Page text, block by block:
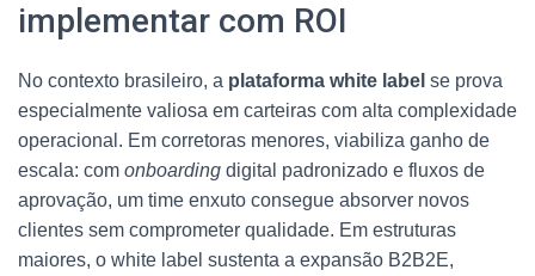
implementar com ROI
No contexto brasileiro, a plataforma white label se prova
especialmente valiosa em carteiras com alta complexidade
operacional. Em corretoras menores, viabiliza ganho de
escala: com onboarding digital padronizado e fluxos de
aprovação, um time enxuto consegue absorver novos
clientes sem comprometer qualidade. Em estruturas
maiores, o white label sustenta a expansão B2B2E,